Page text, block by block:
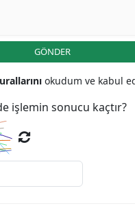
GÖNDER
okudum ve kabul
işlemin sonucu kaçtır?